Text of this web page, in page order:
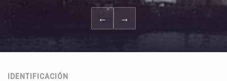
← →
IDENTIFICACIÓN